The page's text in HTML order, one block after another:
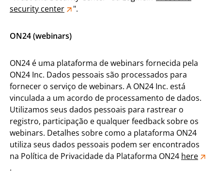
security center
".
ON24 (webinars)
ON24 é uma plataforma de webinars fornecida pela
ON24 Inc. Dados pessoais são processados para
fornecer o serviço de webinars. A ON24 Inc. está
vinculada a um acordo de processamento de dados.
Utilizamos seus dados pessoais para rastrear o
registro, participação e qualquer feedback sobre os
webinars. Detalhes sobre como a plataforma ON24
utiliza seus dados pessoais podem ser encontrados
na Política de Privacidade da Plataforma ON24 here
.